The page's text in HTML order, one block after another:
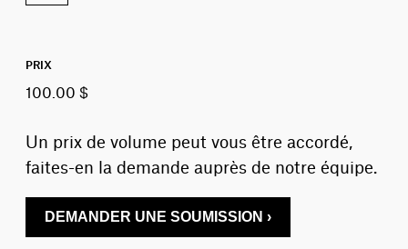
PRIX
100.00 $
Un prix de volume peut vous être accordé,
faites-en la demande auprès de notre équipe.
DEMANDER UNE SOUMISSION ›